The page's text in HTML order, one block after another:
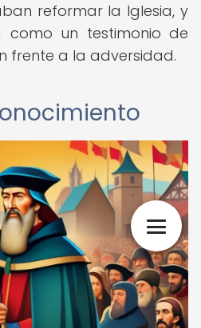
reformar la Iglesia, y
un testimonio de
frente a la adversidad.